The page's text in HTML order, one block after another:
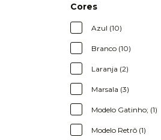
Cores
Azul (10)
Branco (10)
Laranja (2)
Marsala (3)
Modelo Gatinho; (1)
Modelo Retrô (1)